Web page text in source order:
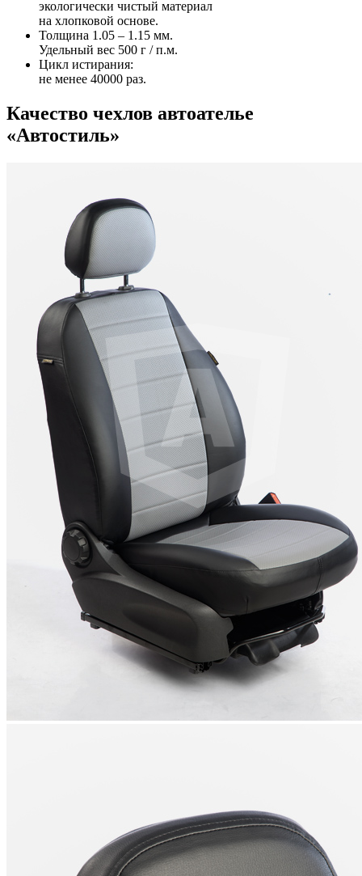
экологически чистый материал
на хлопковой основе.
Толщина 1.05 – 1.15 мм.
Удельный вес 500 г / п.м.
Цикл истирания:
не менее 40000 раз.
Качество чехлов автоателье
«Автостиль»